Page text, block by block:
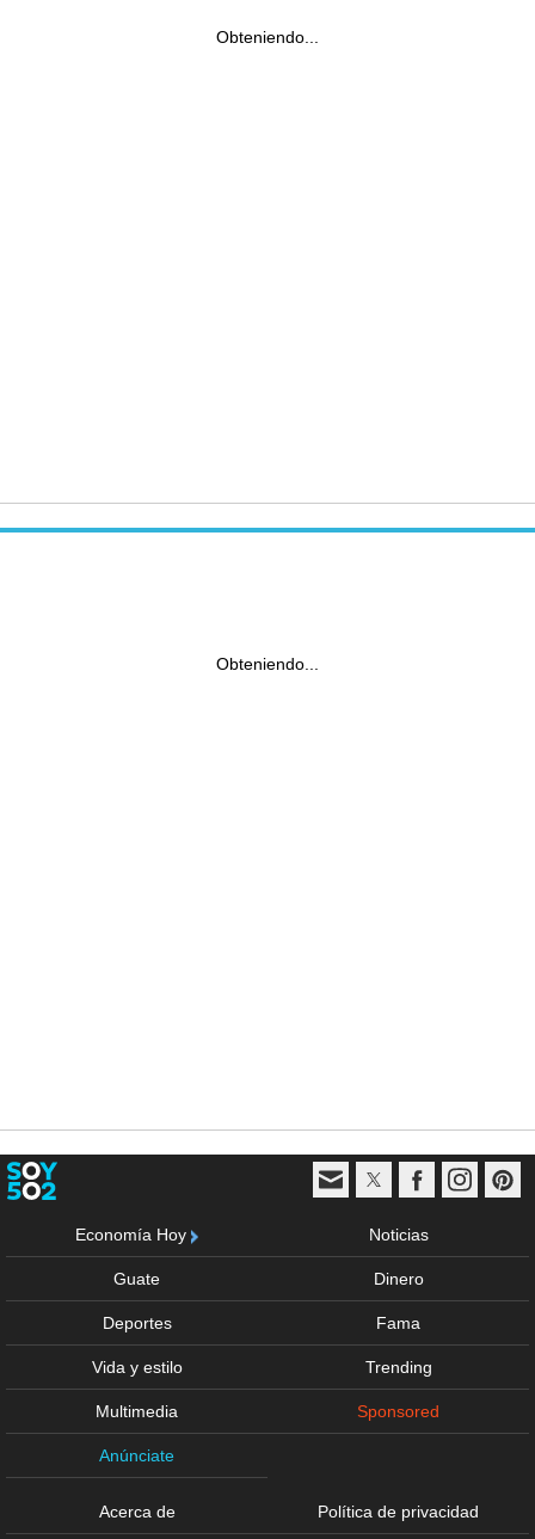
Obteniendo...
Obteniendo...
Economía Hoy Noticias
Guate Dinero
Deportes Fama
Vida y estilo Trending
Multimedia Sponsored
Anúnciate
Acerca de Política de privacidad